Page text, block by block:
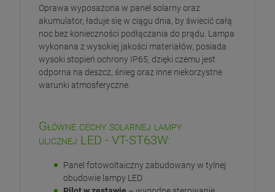
Oprawa wyposażona w panel solarny oraz
akumulator, ładuje się w ciągu dnia, by świecić całą
noc bez konieczności podłączania do prądu. Lampa
wykonana z wysokiej jakości materiałów, posiada
wysoki stopień ochrony IP65, dzięki czemu jest
odporna na deszcz, śnieg oraz inne niekorzystne
warunki atmosferyczne.
Główne cechy solarnej lampy
ulicznej LED - VT-ST63W:
Panel fotowoltaiczny zabudowany w tylnej
obudowie lampy LED